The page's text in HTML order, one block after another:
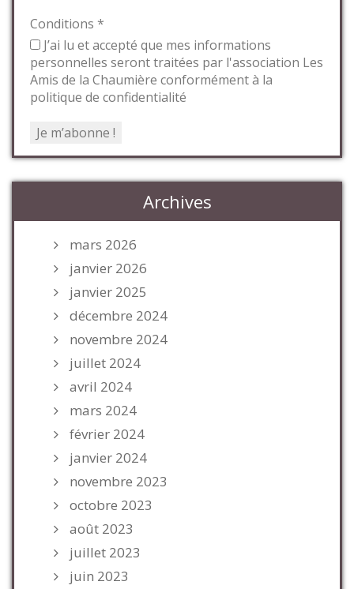
Conditions *
J’ai lu et accepté que mes informations
personnelles seront traitées par l'association Les
Amis de la Chaumière conformément à la
politique de confidentialité
Archives
mars 2026
janvier 2026
janvier 2025
décembre 2024
novembre 2024
juillet 2024
avril 2024
mars 2024
février 2024
janvier 2024
novembre 2023
octobre 2023
août 2023
juillet 2023
juin 2023